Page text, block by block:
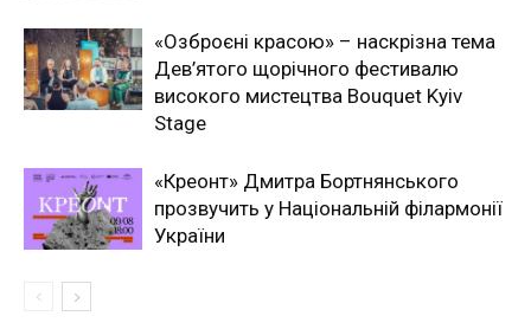
«Озброєні красою» – наскрізна тема
Дев’ятого щорічного фестивалю
високого мистецтва Bouquet Kyiv
Stage
«Креонт» Дмитра Бортнянського
прозвучить у Національній філармонії
України